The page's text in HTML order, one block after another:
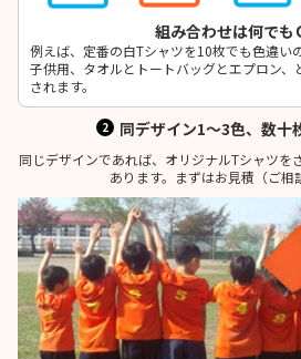
組み合わせは何でも
例えば、定番の白Tシャツを10枚でも色違い
子供用、タオルとトートバッグとエプロン、
されます。
2 同デザイン1〜3色、数十
同じデザインであれば、オリジナルTシャツを
あります。まずはお見積（ご相